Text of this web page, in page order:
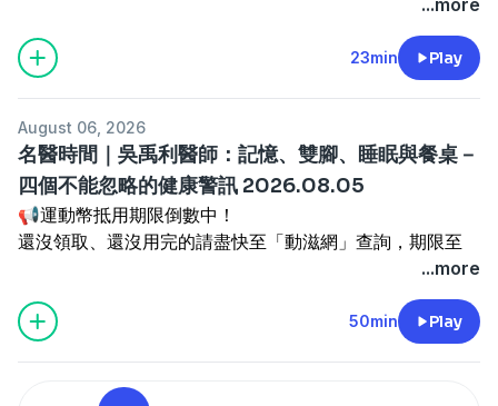
https://news98radio.wixsite.com/news98podcast
Powered byFirstory Hosting
▍九八新聞台@大台北地區 FM98.1
▍官網：
▍粉絲團：https://www.facebook.com/News98
▍線上收聽：https://pse.is/R5W29
▍APP下載
• APP Store：https://news98.page.link/apps
• Google Play：https://news98.page.link/play
▍YouTube頻道：https://www.youtube.com/@News98
▍Podcast：
https://news98radio.wixsite.com/news98podcast
Powered byFirstory Hosting
【98有聲書房】開張，訂閱收藏News98精選有聲書：
https://apple.co/44KcuRo
主持人：東海大學跨領域日本區域研究中心主任 陳永峰
來賓：台中科技大學商學院副院長 曾耀鋒
主題：陳永峰 feat. 曾耀鋒《大家來上保險課》
節目時間：週四 09:00​​​​​-10:00am
本集播出日期：2026.08.​​06
-----
▍九八新聞台@大台北地區 FM98.1
▍官網：http://www.news98.com.tw
https://www.facebook.com/News98
精選台灣 IC 設計優質企業，一次布局產業龍頭。掌握 AI 半
導體成長契機，讓投資更有效率！
了解更多 🔗
投資一定有風險，基金投資有賺有賠，申購前應詳閱公開說
—— 以上為 KKBOX 與 Firstory Podcast 廣告 ——
【98有聲書房】開張，訂閱收藏News98精選有聲書：
https://apple.co/44KcuRo
來賓：成大醫院高齡醫學部 張家銘主任
「期待有一天，教育能終止貧窮世襲，弭平城鄉及貧富差
距，讓每個孩子都有選擇未來的能力。」
捐款連結▶️
—— 以上為 FMTaiwan 與 Firstory Podcast 廣告 ——
台新臺灣 IC 設計（基金之配息來源可能為收益平準金），
精選台灣 IC 設計優質企業，一次布局產業龍頭。掌握 AI 半
導體成長契機，讓投資更有效率！
了解更多 🔗
投資一定有風險，基金投資有賺有賠，申購前應詳閱公開說
23min Play
August 06, 2026
名醫時間｜吳禹利醫師：記憶、雙腳、睡眠與餐桌－
四個不能忽略的健康警訊 2026.08.05
📢運動幣抵用期限倒數中！
還沒領取、還沒用完的請盡快至「動滋網」查詢，期限至
上「動滋網」【合作店家】專區，全台五千多家合作業者任
你選，馬上來找適用地點！
...more
50min Play